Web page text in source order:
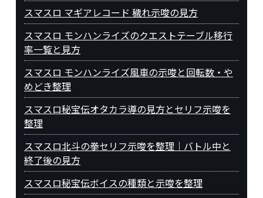
スマスロ マギアレコード 穢れ示唆の見方
スマスロ モンハンライズのクエストテーブル移行
率一覧と見方
スマスロ モンハンライズ風車の示唆と回転数・や
めどき整理
スマスロ秘宝伝オタカラ導の見方とセリフ示唆を
整理
スマスロ北斗の拳セリフ示唆を整理｜バトル中と
終了後の見方
スマスロ秘宝伝ボイスの種類と示唆を整理